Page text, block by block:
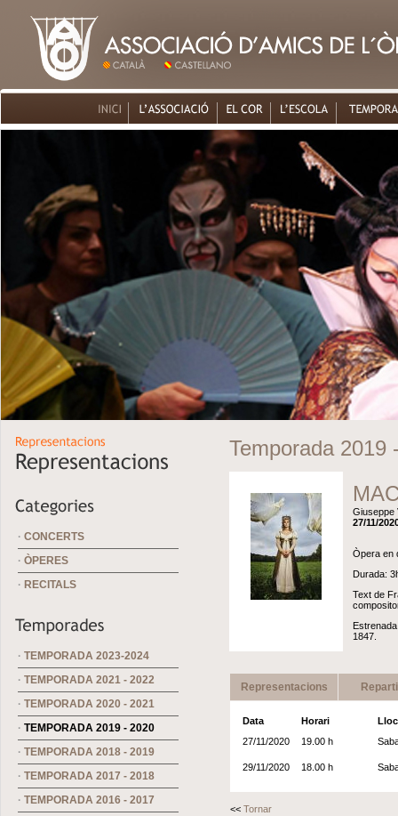
· CONCERTS
· ÒPERES
· RECITALS
· TEMPORADA 2023-2024
· TEMPORADA 2021 - 2022
· TEMPORADA 2020 - 2021
· TEMPORADA 2019 - 2020
· TEMPORADA 2018 - 2019
· TEMPORADA 2017 - 2018
· TEMPORADA 2016 - 2017
Temporada 2019
Giuseppe
27/11/
Òpera en
Durada:
Text de
1847.
Representacions
Data Horari
Lloc
27/11/2020
19.00 h
29/11/2020 18.00 h
<< Tornar